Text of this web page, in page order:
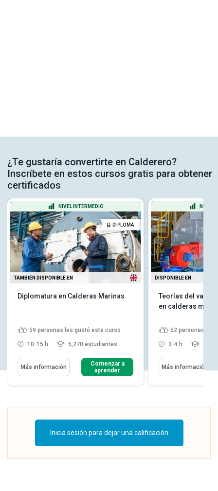
¿Te gustaría convertirte en Calderero?
Inscríbete en estos cursos gratis para obtener
certificados
NIVEL INTERMEDIO
DIPLOMA
TAMBIÉN DISPONIBLE EN
Diplomatura en Calderas Marinas
59 personas les gustó este curso
10-15 h 5,270 estudiantes
Más información
Comenzar a
aprender
NIVEL
DISPONIBLE EN
Teorías del vapor
en calderas
52 personas les
3-4 h
Más información
Inicia sesión para dejar una calificación